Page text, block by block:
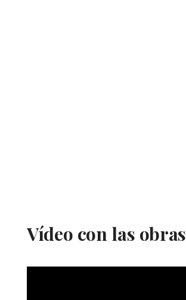
Vídeo con las obras